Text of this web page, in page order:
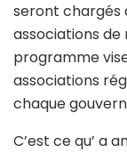
seront chargés
associations de
programme
associations
chaque
C’est ce qu’ a